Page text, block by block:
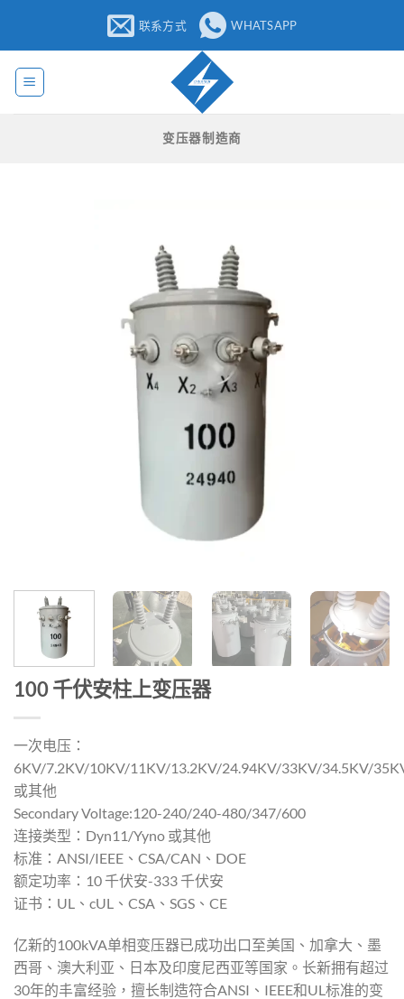
内
联系方式 WHATSAPP
变压器制造商
100 千伏安柱上变压器
一次电压：
6KV/7.2KV/10KV/11KV/13.2KV/24.94KV/33KV/34.5KV/
或其他
Secondary Voltage:120-240/240-480/347/600
连接类型：Dyn11/Yyno 或其他
标准：ANSI/IEEE、CSA/CAN、DOE
额定功率：10 千伏安-333 千伏安
证书：UL、cUL、CSA、SGS、CE
亿新的100kVA单相变压器已成功出口至美国、加拿大、墨
西哥、澳大利亚、日本及印度尼西亚等国家。长新拥有超过
30年的丰富经验，擅长制造符合ANSI、IEEE和UL标准的变